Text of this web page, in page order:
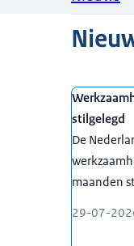
stilgelegd
De
maanden
29-07-